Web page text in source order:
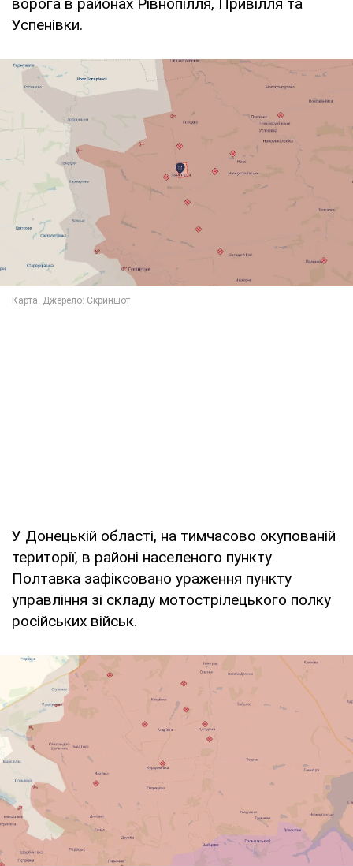
ворога в районах Рівнопілля, Привілля та
Успенівки.
У Донецькій області, на тимчасово окупованій
території, в районі населеного пункту
Полтавка зафіксовано ураження пункту
управління зі складу мотострілецького полку
російських військ.